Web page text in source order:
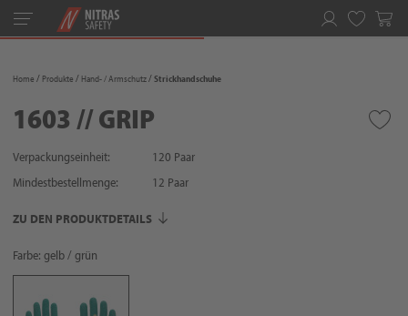
Toggle
navigation
Home Produkte Hand- / Armschutz Strickhandschuhe
1603 // GRIP
Verpackungseinheit:
120 Paar
Mindestbestellmenge:
12 Paar
ZU DEN PRODUKTDETAILS
Farbe: gelb / grün